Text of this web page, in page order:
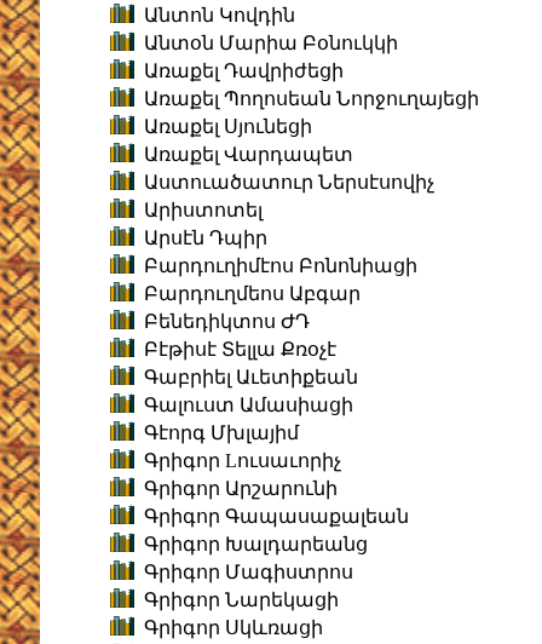
Անտոն Կովդին
Անտօն Մարիա Բօնուկկի
Առաքել Դավրիժեցի
Առաքել Պողոսեան Նորջուղայեցի
Առաքել Սյունեցի
Առաքել Վարդապետ
Աստուածատուր Ներսէսովիչ
Արիստոտել
Արսէն Դպիր
Բարդուղիմէոս Բոնոնիացի
Բարդուղմեոս Աբգար
Բենեդիկտոս ԺԴ
Բէթիսէ Տելլա Քռօչէ
Գաբրիել Աւետիքեան
Գալուստ Ամասիացի
Գէորգ Մխլայիմ
Գրիգոր Lուսաւորիչ
Գրիգոր Արշարունի
Գրիգոր Գապասաքալեան
Գրիգոր Խալդարեանց
Գրիգոր Մագիստրոս
Գրիգոր Նարեկացի
Գրիգոր Սկևռացի